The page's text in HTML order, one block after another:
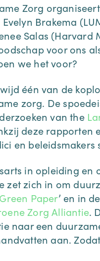
Zorg
Brakema
Salas (Harvard
voor ons
we het voor?
één van de
zorg. De
van the
deze rapporten
en beleidsmakers
in opleiding en
zet zich in om
Green Paper’ en in de
Zorg Alliantie.
naar een
aan.